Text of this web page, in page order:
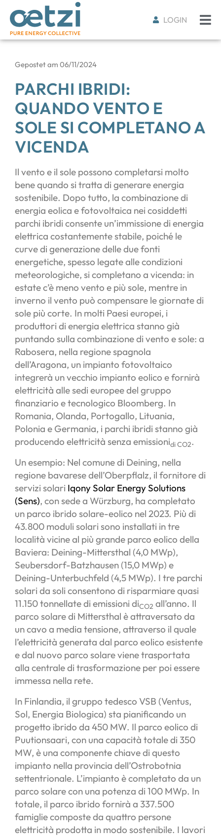
LOGIN
Gepostet am 06/11/2024
PARCHI IBRIDI:
QUANDO VENTO E
SOLE SI COMPLETANO A
VICENDA
Il vento e il sole possono completarsi molto
bene quando si tratta di generare energia
sostenibile. Dopo tutto, la combinazione di
energia eolica e fotovoltaica nei cosiddetti
parchi ibridi consente un’immissione di energia
elettrica costantemente stabile, poiché le
curve di generazione delle due fonti
energetiche, spesso legate alle condizioni
meteorologiche, si completano a vicenda: in
estate c’è meno vento e più sole, mentre in
inverno il vento può compensare le giornate di
sole più corte. In molti Paesi europei, i
produttori di energia elettrica stanno già
puntando sulla combinazione di vento e sole: a
Rabosera, nella regione spagnola
dell’Aragona, un impianto fotovoltaico
integrerà un vecchio impianto eolico e fornirà
elettricità alle sedi europee del gruppo
finanziario e tecnologico Bloomberg. In
Romania, Olanda, Portogallo, Lituania,
Polonia e Germania, i parchi ibridi stanno già
producendo elettricità senza emissionidi CO2.
Un esempio: Nel comune di Deining, nella
regione bavarese dell’Oberpflalz, il fornitore di
servizi solari Iqony Solar Energy Solutions
(Sens), con sede a Würzburg, ha completato
un parco ibrido solare-eolico nel 2023. Più di
43.800 moduli solari sono installati in tre
località vicine al più grande parco eolico della
Baviera: Deining-Mittersthal (4,0 MWp),
Seubersdorf-Batzhausen (15,0 MWp) e
Deining-Unterbuchfeld (4,5 MWp). I tre parchi
solari da soli consentono di risparmiare quasi
11.150 tonnellate di emissioni diCO2 all’anno. Il
parco solare di Mittersthal è attraversato da
un cavo a media tensione, attraverso il quale
l’elettricità generata dal parco eolico esistente
e dal nuovo parco solare viene trasportata
alla centrale di trasformazione per poi essere
immessa nella rete.
In Finlandia, il gruppo tedesco VSB (Ventus,
Sol, Energia Biologica) sta pianificando un
progetto ibrido da 450 MW. Il parco eolico di
Puutionsaari, con una capacità totale di 350
MW, è una componente chiave di questo
impianto nella provincia dell’Ostrobotnia
settentrionale. L’impianto è completato da un
parco solare con una potenza di 100 MWp. In
totale, il parco ibrido fornirà a 337.500
famiglie composte da quattro persone
elettricità prodotta in modo sostenibile. I lavori